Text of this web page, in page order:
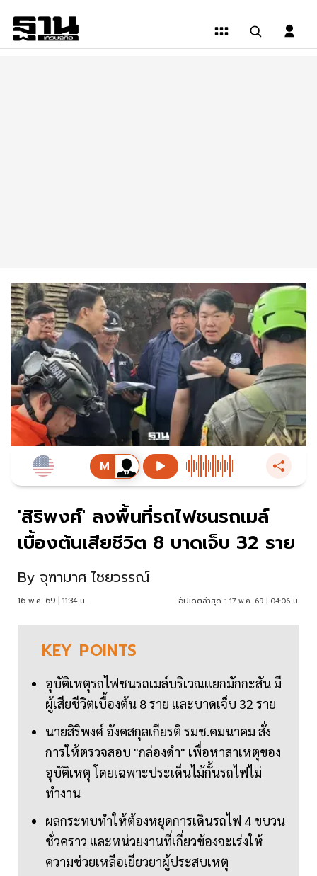
'สิริพงศ์' ลงพื้นที่รถไฟชนรถเมล์
เบื้องต้นเสียชีวิต 8 บาดเจ็บ 32 ราย
By จุฑามาศ ไชยวรรณ์
16 พ.ค. 69 | 11:34 น. อัปเดตล่าสุด : 17 พ.ค. 69 | 04:06 น.
KEY POINTS
อุบัติเหตุรถไฟชนรถเมล์บริเวณแยกมักกะสัน มี
ผู้เสียชีวิตเบื้องต้น 8 ราย และบาดเจ็บ 32 ราย
นายสิริพงศ์ อังคสกุลเกียรติ รมช.คมนาคม สั่ง
การให้ตรวจสอบ "กล่องดำ" เพื่อหาสาเหตุของ
อุบัติเหตุ โดยเฉพาะประเด็นไม้กั้นรถไฟไม่
ทำงาน
ผลกระทบทำให้ต้องหยุดการเดินรถไฟ 4 ขบวน
ชั่วคราว และหน่วยงานที่เกี่ยวข้องจะเร่งให้
ความช่วยเหลือเยียวยาผู้ประสบเหตุ